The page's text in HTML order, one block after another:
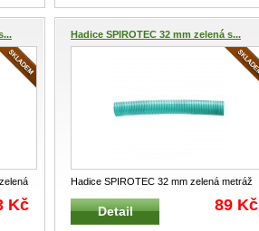
Kč
Hadice SPIROTEC 32 mm zelená s...
Hadice SPIROTEC 32 mm zelená metráž
6004 ZE 32 Flexibilní hadice
Detail 89 Kč